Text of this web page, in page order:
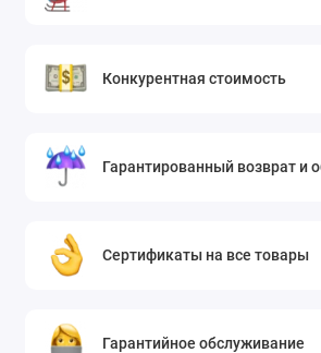
Конкурентная стоимость
Гарантированный возврат и
Сертификаты на все товары
Гарантийное обслуживание